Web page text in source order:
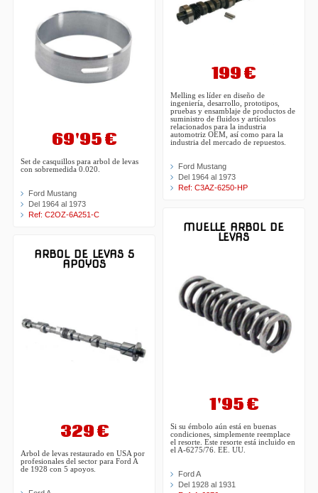
69'95 €
Set de casquillos para arbol de levas
con sobremedida 0.020.
Ford Mustang
Del 1964 al 1973
Ref: C2OZ-6A251-C
ARBOL DE LEVAS 5
APOYOS
329 €
Arbol de levas restaurado en USA por
profesionales del sector para Ford A
de 1928 con 5 apoyos.
199 €
Melling es líder en diseño de
ingeniería, desarrollo, prototipos,
pruebas y ensamblaje de productos de
suministro de fluidos y artículos
relacionados para la industria
automotriz OEM, así como para la
industria del mercado de repuestos.
Ford Mustang
Del 1964 al 1973
Ref: C3AZ-6250-HP
MUELLE ARBOL DE
LEVAS
1'95 €
Si su émbolo aún está en buenas
condiciones, simplemente reemplace
el resorte. Este resorte está incluido en
el A-6275/76. EE. UU.
Ford A
Del 1928 al 1931